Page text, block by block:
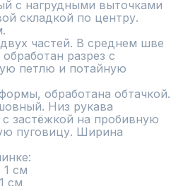
складкой по центру.
частей. В среднем шве
разрез с
петлю и потайную
обработана обтачкой.
Низ рукава
застёжкой на пробивную
пуговицу. Ширина
1 см